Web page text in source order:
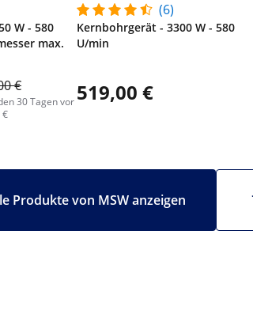
W - 580
max.
€
30 Tagen vor
€
(6)
Kernbohrgerät - 3300 W - 580
U/min
519,00 €
Produkte von MSW anzeigen